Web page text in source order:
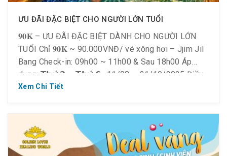
ƯU ĐÃI ĐẶC BIỆT CHO NGƯỜI LỚN TUỔI
𝟗𝟎𝐊 – ƯU ĐÃI ĐẶC BIỆT DÀNH CHO NGƯỜI LỚN
TUỔI Chỉ 𝟗𝟎𝐊 ~ 90.000VNĐ/ vé xông hơi – Jjim Jil
Bang Check-in: 09h00 ~ 11h00 & Sau 18h00 Áp
dụng: 𝗧𝗵𝘂̛́ 𝟮 ~ 𝗧𝗵𝘂̛́ 𝟲 , 11/08 ~ 31/10/2025 Điều
kiện áp dụng ưu đãi: – Dành cho khách Việt từ 60
Xem Chi Tiết